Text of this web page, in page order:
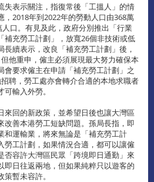
失表示關注，指復常後「工搵人」的情
，2018年到2022年的勞動人口由368萬
口。有見及此，政府分別推出「行業
補充勞工計劃」，放寬26個非技術或低
續表示，改良「補充勞工計劃」後，
他重申，僱主必須展現最大努力確保本
會要求僱主在申請「補充勞工計劃」之
聘，勞工處亦會轉介合適的本地求職者
輸入外勞。
來回的新政策，並希望日後也讓大灣區
改善本港勞工短缺問題。孫局長指，即
和運輸業，將來無論是「補充勞工計
勞工計劃，如果情況合適，都可以讓僱
否容許大灣區民眾「跨境即日通勤」來
即日往返兩地，但如果純粹只以遊客的
暫未容許。